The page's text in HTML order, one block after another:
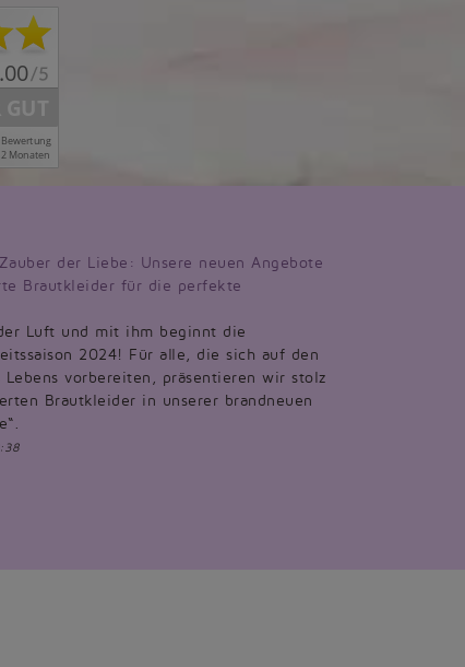
der Liebe: Unsere neuen Angebote
Brautkleider für die perfekte
Luft und mit ihm beginnt die
2024! Für alle, die sich auf den
Lebens vorbereiten, präsentieren wir stolz
Brautkleider in unserer brandneuen